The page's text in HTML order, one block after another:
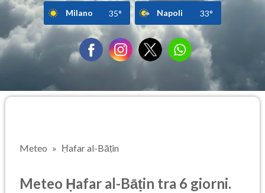
Milano 35° Napoli 33°
Meteo Ḥafar al-Bāṭin
Meteo Ḥafar al-Bāṭin tra 6 giorni.